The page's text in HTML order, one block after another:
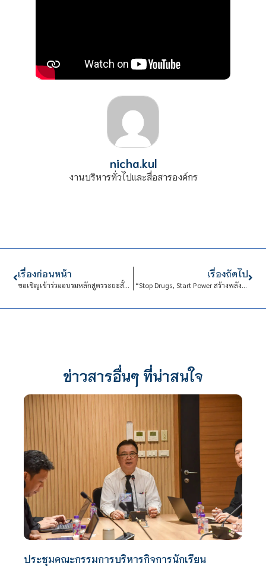
nicha.kul
งานบริหารทั่วไปและสื่อสารองค์กร
เรื่องก่อนหน้า
ขอเชิญเข้าร่วมอบรมหลักสูตรระยะสั้น “การออกแบบและสร้างโมเดล 3 มิติ” เปลี่ยนไอเดียให้กลายเป็นโมเดลจริง!
เรื่องถัดไป
“Stop Drugs, Start Power สร้างพลังไทย หยุดภัยยาเสพติด”
ข่าวสารอื่นๆ ที่น่าสนใจ
ประชุมคณะกรรมการบริหารกิจการนักเรียน